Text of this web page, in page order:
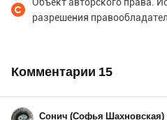
разрешения
Комментарии 15
Сонич (Софья Шахновская)